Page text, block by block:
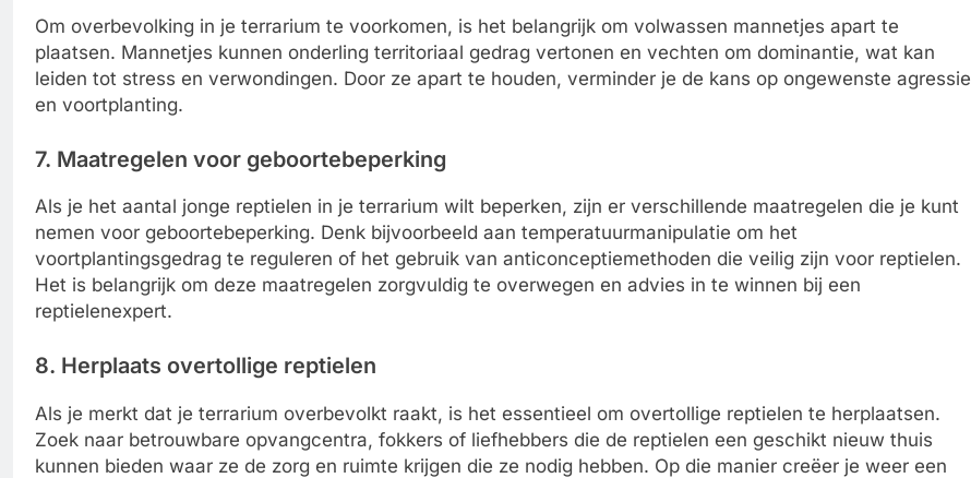
Om overbevolking in je terrarium te voorkomen, is het belangrijk om volwassen mannetjes apart te
plaatsen. Mannetjes kunnen onderling territoriaal gedrag vertonen en vechten om dominantie, wat kan
leiden tot stress en verwondingen. Door ze apart te houden, verminder je de kans op ongewenste agressie
en voortplanting.
7. Maatregelen voor geboortebeperking
Als je het aantal jonge reptielen in je terrarium wilt beperken, zijn er verschillende maatregelen die je kunt
nemen voor geboortebeperking. Denk bijvoorbeeld aan temperatuurmanipulatie om het
voortplantingsgedrag te reguleren of het gebruik van anticonceptiemethoden die veilig zijn voor reptielen.
Het is belangrijk om deze maatregelen zorgvuldig te overwegen en advies in te winnen bij een
reptielenexpert.
8. Herplaats overtollige reptielen
Als je merkt dat je terrarium overbevolkt raakt, is het essentieel om overtollige reptielen te herplaatsen.
Zoek naar betrouwbare opvangcentra, fokkers of liefhebbers die de reptielen een geschikt nieuw thuis
kunnen bieden waar ze de zorg en ruimte krijgen die ze nodig hebben. Op die manier creëer je weer een